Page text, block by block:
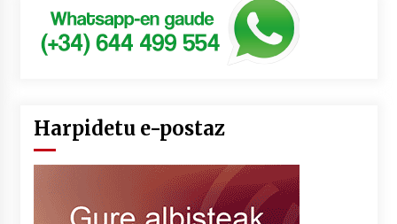
Harpidetu e-postaz